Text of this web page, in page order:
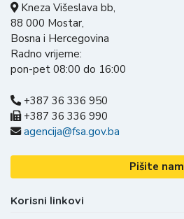
Kneza Višeslava bb,
88 000 Mostar,
Bosna i Hercegovina
Radno vrijeme:
pon-pet 08:00 do 16:00
+387 36 336 950
+387 36 336 990
agencija@fsa.gov.ba
Pišite nam
Korisni linkovi